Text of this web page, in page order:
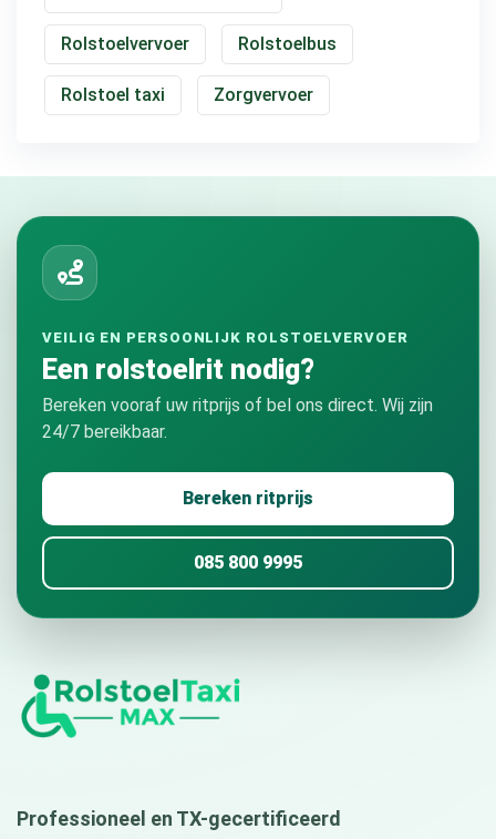
Rolstoelvervoer Rolstoelbus
Rolstoel taxi Zorgvervoer
VEILIG EN PERSOONLIJK ROLSTOELVERVOER
Een rolstoelrit nodig?
Bereken vooraf uw ritprijs of bel ons direct. Wij zijn
24/7 bereikbaar.
Bereken ritprijs
085 800 9995
Professioneel en TX-gecertificeerd